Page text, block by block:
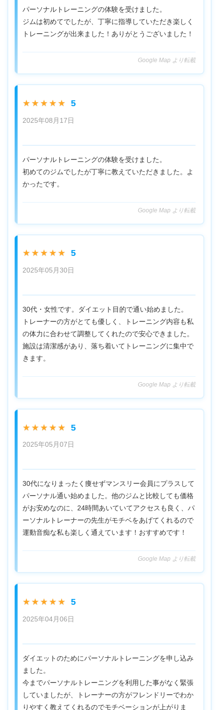
パーソナルトレーニングの体験を受けました。
ジムは初めてでしたが、丁寧に指導していただき楽しく
トレーニングが出来ました！ありがとうございました！
Google Map より転載
★★★★★ 5
2025年08月17日
パーソナルトレーニングの体験を受けました。
初めてのジムでしたが丁寧に教えていただきました。よ
かったです。
Google Map より転載
★★★★★ 5
2025年05月30日
30代・女性です。ダイエット目的で通い始めました。
トレーナーの方がとても優しく、トレーニング内容も私
の体力に合わせて調整してくれたので安心できました。
施設は清潔感があり、落ち着いてトレーニングに集中で
きます。
Google Map より転載
★★★★★ 5
2025年05月07日
30代になりまったく痩せずマンスリー会員にプラスして
パーソナル通い始めました。他のジムと比較しても価格
がお安めなのに、24時間あいていてアクセスも良く、パ
ーソナルトレーナーの先生がモチベをあげてくれるので
運動音痴な私も楽しく通えています！おすすめです！
Google Map より転載
★★★★★ 5
2025年04月06日
ダイエットのためにパーソナルトレーニングを申し込み
ました。
今までパーソナルトレーニングを利用した事がなく緊張
していましたが、トレーナーの方がフレンドリーでわか
りやすく教えてくれるのでモチベーションが上がりま